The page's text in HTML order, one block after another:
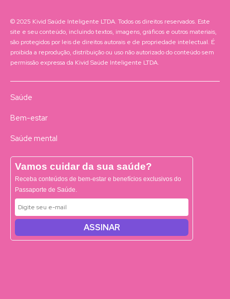
© 2025 Kivid Saúde Inteligente LTDA. Todos os direitos reservados. Este
site e seu conteúdo, incluindo textos, imagens, gráficos e outros materiais,
são protegidos por leis de direitos autorais e de propriedade intelectual. É
proibida a reprodução, distribuição ou uso não autorizado do conteúdo sem
permissão expressa da Kivid Saúde Inteligente LTDA.
Saúde
Bem-estar
Saúde mental
Vamos cuidar da sua saúde?
Receba conteúdos de bem-estar e benefícios exclusivos do
Passaporte de Saúde.
ASSINAR